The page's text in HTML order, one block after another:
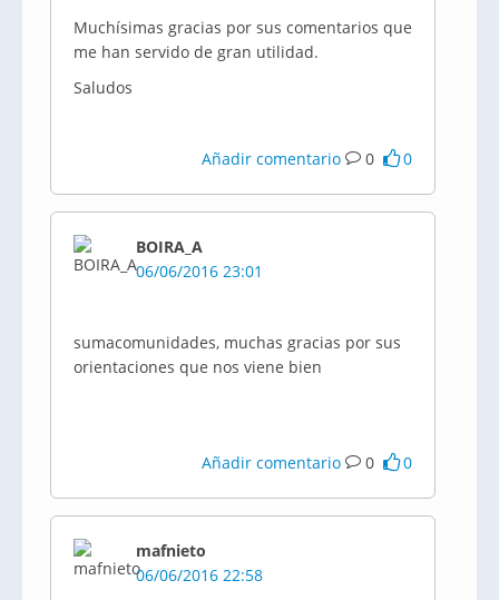
Muchísimas gracias por sus comentarios que
me han servido de gran utilidad.
Saludos
Añadir comentario 0 0
BOIRA_A
06/06/2016 23:01
sumacomunidades, muchas gracias por sus
orientaciones que nos viene bien
Añadir comentario 0 0
mafnieto
06/06/2016 22:58